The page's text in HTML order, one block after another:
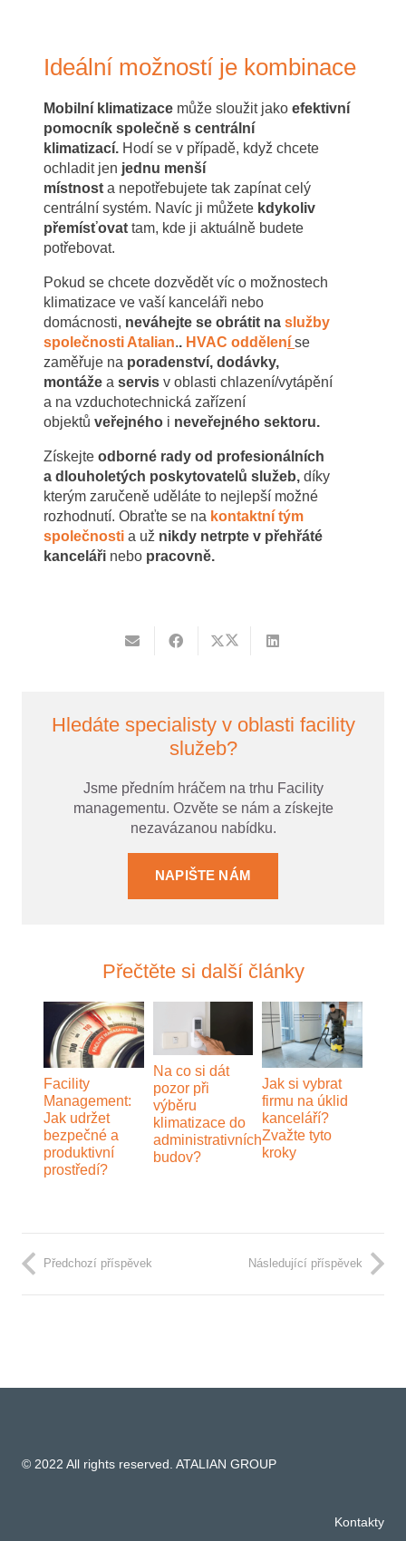
Ideální možností je kombinace
Mobilní klimatizace může sloužit jako efektivní
pomocník společně s centrální
klimatizací. Hodí se v případě, když chcete
ochladit jen jednu menší
místnost a nepotřebujete tak zapínat celý
centrální systém. Navíc ji můžete kdykoliv
přemísťovat tam, kde ji aktuálně budete
potřebovat.
Pokud se chcete dozvědět víc o možnostech
klimatizace ve vaší kanceláři nebo
domácnosti, neváhejte se obrátit na služby
společnosti Atalian.. HVAC oddělení se
zaměřuje na poradenství, dodávky,
montáže a servis v oblasti chlazení/vytápění
a na vzduchotechnická zařízení
objektů veřejného i neveřejného sektoru.
Získejte odborné rady od profesionálních
a dlouholetých poskytovatelů služeb, díky
kterým zaručeně uděláte to nejlepší možné
rozhodnutí. Obraťte se na kontaktní tým
společnosti a už nikdy netrpte v přehřáté
kanceláři nebo pracovně.
Hledáte specialisty v oblasti facility
služeb?
Jsme předním hráčem na trhu Facility
managementu. Ozvěte se nám a získejte
nezavázanou nabídku.
NAPIŠTE NÁM
Přečtěte si další články
Facility
Management:
Jak udržet
bezpečné a
produktivní
prostředí?
Na co si dát
pozor při
výběru
klimatizace do
administrativních
budov?
Jak si vybrat
firmu na úklid
kanceláří?
Zvažte tyto
kroky
Předchozí příspěvek Následující příspěvek
© 2022 All rights reserved. ATALIAN GROUP
Kontakty